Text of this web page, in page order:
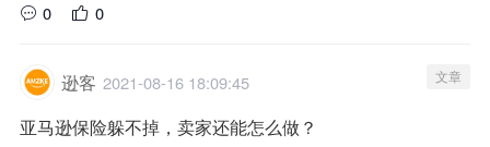
0
0
逊客 2021-08-16 18:09:45 文章
亚马逊保险躲不掉，卖家还能怎么做？